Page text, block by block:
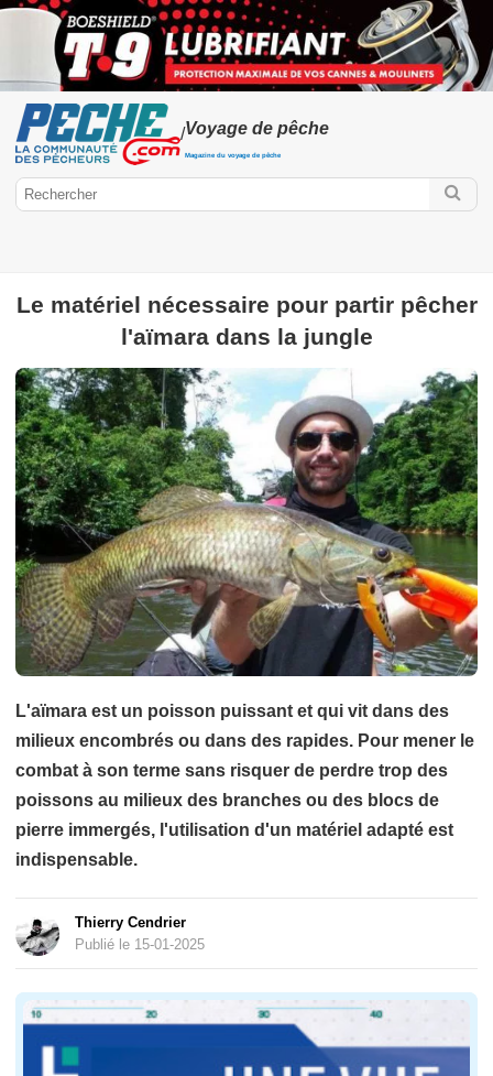
/Voyage de pêche
Magazine du voyage de pêche
pêche
Le matériel nécessaire pour partir pêcher
l'aïmara dans la jungle
L'aïmara est un poisson puissant et qui vit dans des
milieux encombrés ou dans des rapides. Pour mener le
combat à son terme sans risquer de perdre trop des
poissons au milieux des branches ou des blocs de
pierre immergés, l'utilisation d'un matériel adapté est
indispensable.
Thierry Cendrier
Publié le 15-01-2025